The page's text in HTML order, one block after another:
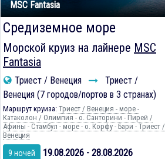
MSC Fantasia
Средиземное море
Морской круиз на лайнере MSC
Fantasia
Триест / Венеция
Триест /
Венеция (7 городов/портов в 3 странах)
Маршрут круиза: Триест / Венеция - море -
Катаколон / Олимпия - о. Санторини - Пирей /
Афины - Стамбул - море - о. Корфу - Бари - Триест /
Венеция
9 ночей 19.08.2026 - 28.08.2026